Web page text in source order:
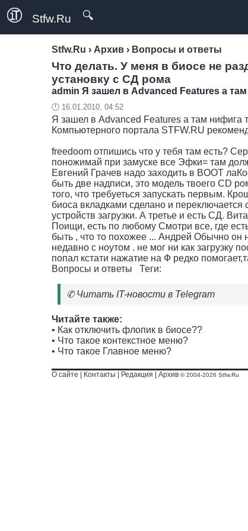
Stfw.Ru 🔍
Stfw.Ru › Архив › Вопросы и ответы
Что делать. У меня в биосе не
установку с СД рома
admin Я зашел в Advanced Features а там
🕛 16.01.2010, 04:52
Я зашел в Advanced Features а там нифига
Компьютерного портала STFW.RU
freedoom отпишись что у тебя там есть?
поножимай при замуске все Эфки= там
Евгений Грачев надо заходить в BOOT
быть две надписи, это модель твоего CD
того, что требуеться запускать первым.
биоса вкладками сделано и
устройств загрузки. А третье и есть СД.
Поищи, есть по любому Смотри все, где
быть , что то похожее ... Андрей Обычно он
недавно с ноутом . не мог ни как загрузку
попал кстати нажатие на Ф редко
Вопросы и ответы Теги:
✆Читать IT-новости в Telegram
Читайте также:
• Как отключить флопик в биосе??
• Что такое контекстное меню?
• Что такое Главное меню?
О сайте Контакты Редакция Архив © 2004-2026 Stfw.Ru